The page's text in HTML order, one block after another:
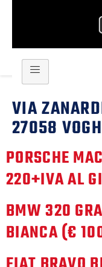
DROPOFF
VIA
27058
PORSCHE
220+IVA AL
BMW 320
BIANCA (€
FIAT BRAVO